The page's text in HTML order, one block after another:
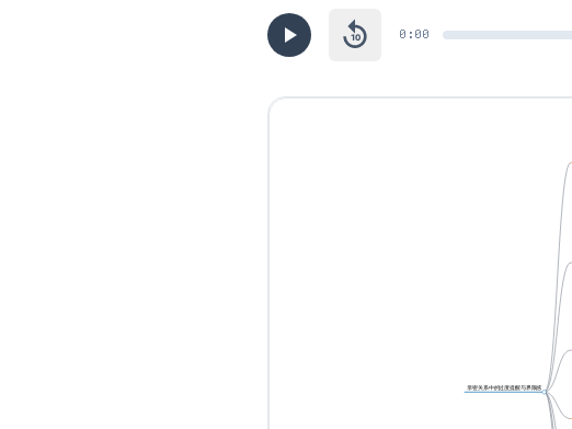
10 0:00
亲密关系中的过度提醒与界限感